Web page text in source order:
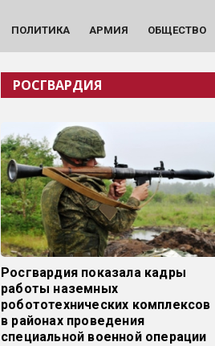
ПОЛИТИКА АРМИЯ ОБЩЕСТВО
РОСГВАРДИЯ
Росгвардия показала кадры
работы наземных
робототехнических комплексов
в районах проведения
специальной военной операции